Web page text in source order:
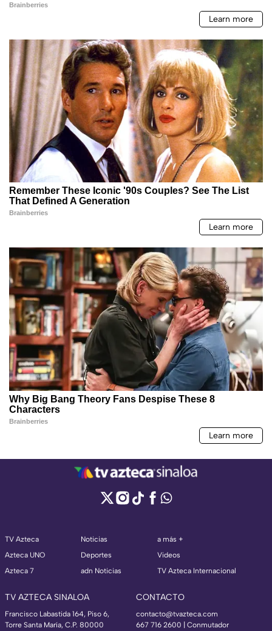
TV Azteca
Azteca UNO
Azteca 7
Noticias
Deportes
adn Noticias
a más +
Videos
TV Azteca Internacional
TV AZTECA SINALOA
Francisco Labastida 164, Piso 6,
Torre Santa María, C.P. 80000
CONTACTO
contacto@tvazteca.com
667 716 2600 | Conmutador